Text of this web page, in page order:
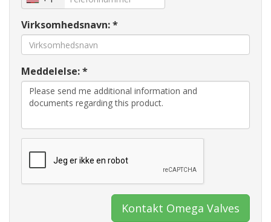
Virksomhedsnavn: *
Meddelelse: *
Kontakt Omega Valves